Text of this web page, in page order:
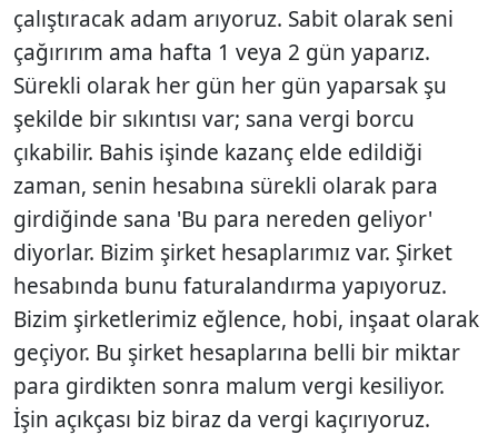
çalıştıracak adam arıyoruz. Sabit olarak seni
çağırırım ama hafta 1 veya 2 gün yaparız.
Sürekli olarak her gün her gün yaparsak şu
şekilde bir sıkıntısı var; sana vergi borcu
çıkabilir. Bahis işinde kazanç elde edildiği
zaman, senin hesabına sürekli olarak para
girdiğinde sana 'Bu para nereden geliyor'
diyorlar. Bizim şirket hesaplarımız var. Şirket
hesabında bunu faturalandırma yapıyoruz.
Bizim şirketlerimiz eğlence, hobi, inşaat olarak
geçiyor. Bu şirket hesaplarına belli bir miktar
para girdikten sonra malum vergi kesiliyor.
İşin açıkçası biz biraz da vergi kaçırıyoruz.